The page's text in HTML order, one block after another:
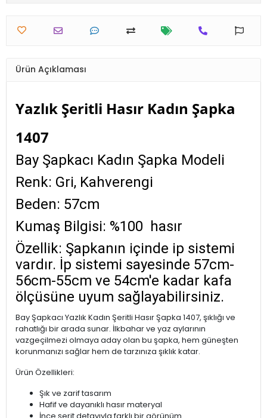
Ürün Açıklaması
Yazlık Şeritli Hasır Kadın Şapka
1407
Bay Şapkacı Kadın Şapka Modeli
Renk: Gri, Kahverengi
Beden: 57cm
Kumaş Bilgisi: %100 hasır
Özellik: Şapkanın içinde ip sistemi
vardır. İp sistemi sayesinde 57cm-
56cm-55cm ve 54cm'e kadar kafa
ölçüsüne uyum sağlayabilirsiniz.
Bay Şapkacı Yazlık Kadın Şeritli Hasır Şapka 1407, şıklığı ve
rahatlığı bir arada sunar. İlkbahar ve yaz aylarının
vazgeçilmezi olmaya aday olan bu şapka, hem güneşten
korunmanızı sağlar hem de tarzınıza şıklık katar.
Ürün Özellikleri:
Şık ve zarif tasarım
Hafif ve dayanıklı hasır materyal
İnce şerit detayıyla farklı bir görünüm